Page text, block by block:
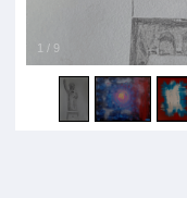
1 / 9